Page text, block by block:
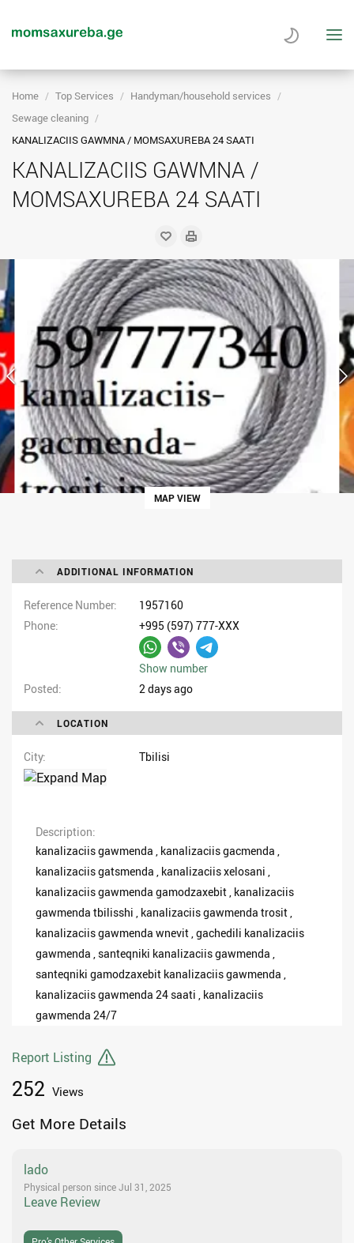
Home Top Services
Handyman/household services
Sewage cleaning
KANALIZACIIS GAWMNA / MOMSAXUREBA 24 SAATI
KANALIZACIIS GAWMNA /
MOMSAXUREBA 24 SAATI
MAP VIEW
ADDITIONAL INFORMATION
Reference Number
1957160
Phone
+995 (597) 777-XXX
Show number
Posted
2 days ago
LOCATION
City Tbilisi
Description
kanalizaciis gawmenda , kanalizaciis gacmenda ,
kanalizaciis gatsmenda , kanalizaciis xelosani ,
kanalizaciis gawmenda gamodzaxebit , kanalizaciis
gawmenda tbilisshi , kanalizaciis gawmenda trosit ,
kanalizaciis gawmenda wnevit , gachedili kanalizaciis
gawmenda , santeqniki kanalizaciis gawmenda ,
santeqniki gamodzaxebit kanalizaciis gawmenda ,
kanalizaciis gawmenda 24 saati , kanalizaciis
gawmenda 24/7
Report Listing
252 Views
Get More Details
lado
Physical person since Jul 31, 2025
Leave Review